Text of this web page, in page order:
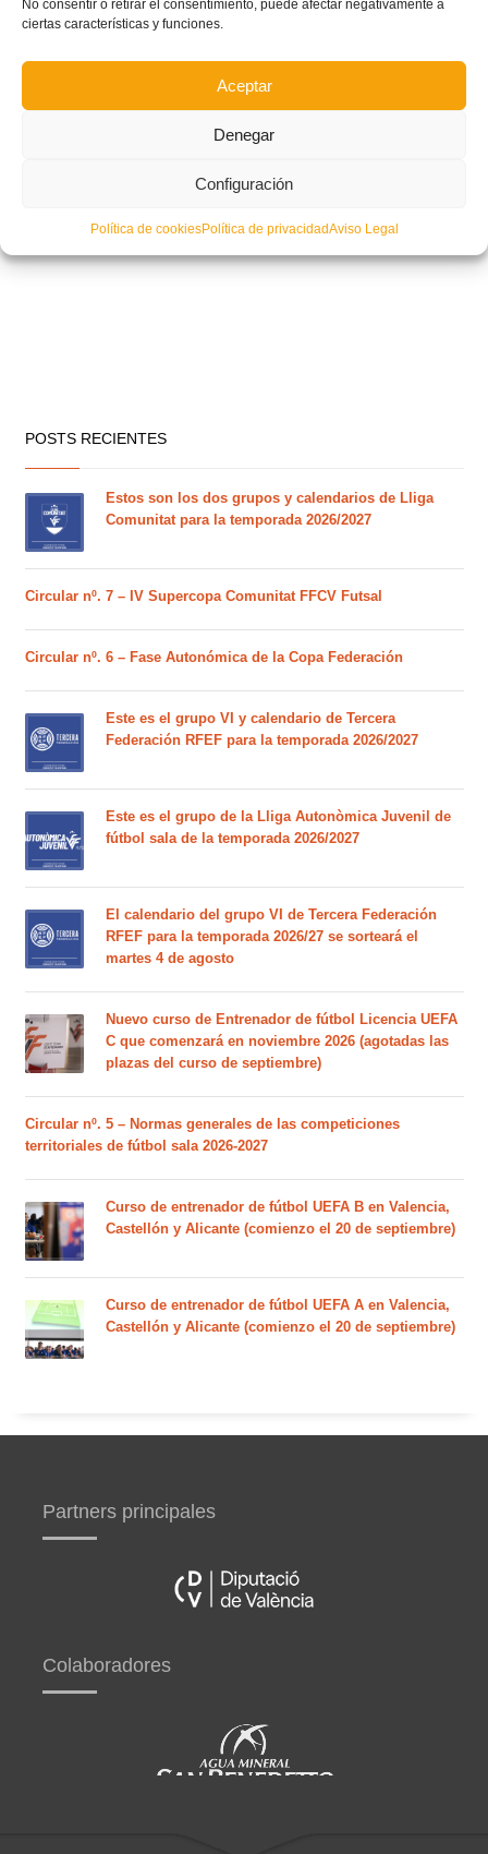
No consentir o retirar el consentimiento, puede afectar negativamente a
ciertas características y funciones.
Aceptar
Denegar
Configuración
Política de cookiesPolítica de privacidadAviso Legal
POSTS RECIENTES
Estos son los dos grupos y calendarios de Lliga
Comunitat para la temporada 2026/2027
Circular nº. 7 – IV Supercopa Comunitat FFCV Futsal
Circular nº. 6 – Fase Autonómica de la Copa Federación
Este es el grupo VI y calendario de Tercera
Federación RFEF para la temporada 2026/2027
Este es el grupo de la Lliga Autonòmica Juvenil de
fútbol sala de la temporada 2026/2027
El calendario del grupo VI de Tercera Federación
RFEF para la temporada 2026/27 se sorteará el
martes 4 de agosto
Nuevo curso de Entrenador de fútbol Licencia UEFA
C que comenzará en noviembre 2026 (agotadas las
plazas del curso de septiembre)
Circular nº. 5 – Normas generales de las competiciones
territoriales de fútbol sala 2026-2027
Curso de entrenador de fútbol UEFA B en Valencia,
Castellón y Alicante (comienzo el 20 de septiembre)
Curso de entrenador de fútbol UEFA A en Valencia,
Castellón y Alicante (comienzo el 20 de septiembre)
Partners principales
Colaboradores